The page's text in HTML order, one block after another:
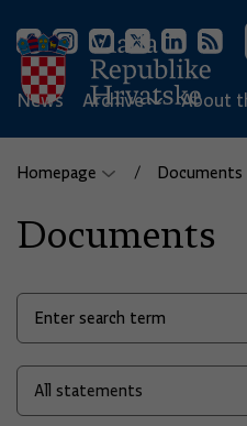
News Archive About
Homepage Documents
Documents